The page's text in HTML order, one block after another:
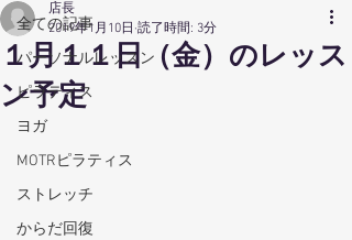
全ての記事
パーソナルレッスン
ピラティス
ヨガ
MOTRピラティス
ストレッチ
からだ回復
１月１１日（金）のレッス
ン予定
店長
2019年1月10日 読了時間: 3分